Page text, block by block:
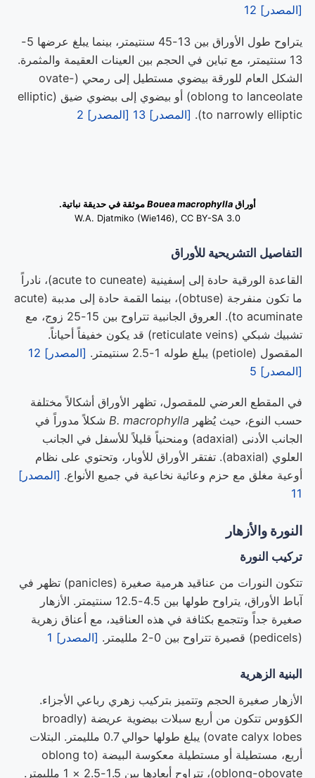
[المصدر] 12
يتراوح طول الأوراق بين 13-45 سنتيمتر، بينما يبلغ عرضها 5-
13 سنتيمتر، مع تباين في الحجم بين العينات العقيمة والمثمرة.
الشكل العام للورقة بيضوي مستطيل إلى رمحي (ovate-
oblong to lanceolate) أو بيضوي إلى بيضوي ضيق (elliptic
to narrowly elliptic).
[المصدر] 13 [المصدر] 2
أوراق Bouea macrophylla موثقة في حديقة نباتية.
W.A. Djatmiko (Wie146), CC BY-SA 3.0
التفاصيل التشريحية للأوراق
القاعدة الورقية حادة إلى إسفينية (acute to cuneate)، نادراً
ما تكون منفرجة (obtuse)، بينما القمة حادة إلى مدببة (acute
to acuminate). العروق الجانبية تتراوح بين 15-25 زوج، مع
تشبيك شبكي (reticulate veins) قد يكون خفيفاً أحياناً.
المقصول (petiole) يبلغ طوله 1-2.5 سنتيمتر.
[المصدر] 12
[المصدر] 5
في المقطع العرضي للمقصول، تظهر الأوراق أشكالاً مختلفة
حسب النوع، حيث يُظهر B. macrophyllaشكلاً مدوراً في
الجانب الأدنى (adaxial) ومنحنياً قليلاً للأسفل في الجانب
العلوي (abaxial). تفتقر الأوراق للأوبار، وتحتوي على نظام
أوعية مغلق مع حزم وعائية نخاعية في جميع الأنواع. [المصدر]
11
النورة والأزهار
تركيب النورة
تتكون النورات من عناقيد هرمية صغيرة (panicles) تظهر في
آباط الأوراق، يتراوح طولها بين 4.5-12.5 سنتيمتر. الأزهار
صغيرة جداً وتتجمع بكثافة في هذه العناقيد، مع أعناق زهرية
(pedicels) قصيرة تتراوح بين 0-2 ملليمتر.
[المصدر] 1
البنية الزهرية
الأزهار صغيرة الحجم وتتميز بتركيب زهري رباعي الأجزاء.
الكؤوس تتكون من أربع سبلات بيضوية عريضة (broadly
ovate calyx lobes) يبلغ طولها حوالي 0.7 ملليمتر. البتلات
أربع، مستطيلة أو مستطيلة معكوسة البيضة (oblong to
oblong-obovate)، تتراوح أبعادها بين 1.5-2.5 × 1 ملليمتر.